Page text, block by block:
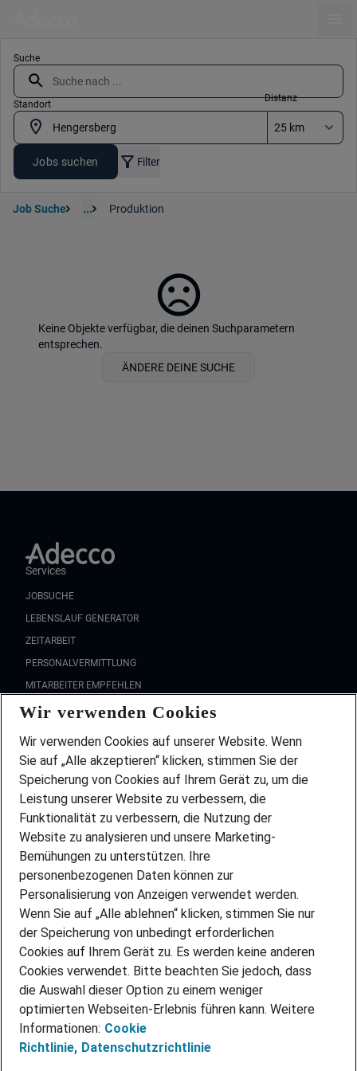
Suche
Standort
Distanz
Jobs suchen Filter
Job Suche ... Produktion
Keine Objekte verfügbar, die deinen Suchparametern
entsprechen.
ÄNDERE DEINE SUCHE
Services
JOBSUCHE
LEBENSLAUF GENERATOR
ZEITARBEIT
PERSONALVERMITTLUNG
MITARBEITER EMPFEHLEN
FAQ
Wir stellen ein!
DEINE BERUFSGRUPPE
DEINE LEBENSSITUATION
PARTNERSHIP WITH AIRBUS
INITIATIV BEWERBEN
ÜBER UNS
STANDORTE
BLOG
PRESSE
KONTAKT
@Adecco 2026
IMPRESSUM
DATENSCHUTZ
Wir verwenden Cookies
Wir verwenden Cookies auf unserer Website. Wenn
Sie auf „Alle akzeptieren“ klicken, stimmen Sie der
Speicherung von Cookies auf Ihrem Gerät zu, um die
Leistung unserer Website zu verbessern, die
Funktionalität zu verbessern, die Nutzung der
Website zu analysieren und unsere Marketing-
Bemühungen zu unterstützen. Ihre
personenbezogenen Daten können zur
Personalisierung von Anzeigen verwendet werden.
Wenn Sie auf „Alle ablehnen“ klicken, stimmen Sie nur
der Speicherung von unbedingt erforderlichen
Cookies auf Ihrem Gerät zu. Es werden keine anderen
Cookies verwendet. Bitte beachten Sie jedoch, dass
die Auswahl dieser Option zu einem weniger
optimierten Webseiten-Erlebnis führen kann. Weitere
Informationen: Cookie
Richtlinie, Datenschutzrichtlinie